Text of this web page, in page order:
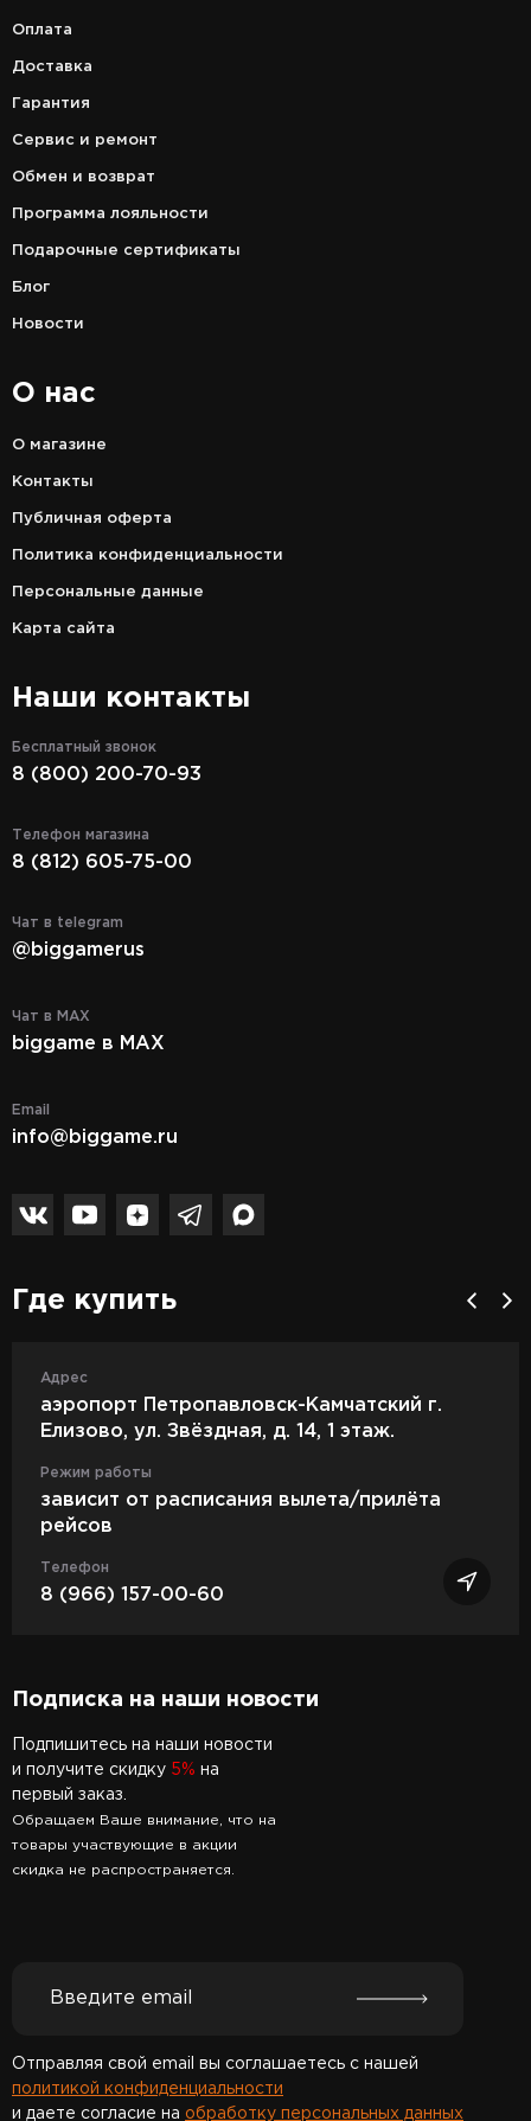
Оплата
Доставка
Гарантия
Сервис и ремонт
Обмен и возврат
Программа лояльности
Подарочные сертификаты
Блог
Новости
О нас
О магазине
Контакты
Публичная оферта
Политика конфиденциальности
Персональные данные
Карта сайта
Наши контакты
Бесплатный звонок
8 (800) 200-70-93
Телефон магазина
8 (812) 605-75-00
Чат в telegram
@biggamerus
Чат в MAX
biggame в MAX
Email
info@biggame.ru
Где купить
Адрес
аэропорт Петропавловск-Камчатский г.
Елизово, ул. Звёздная, д. 14, 1 этаж.
Режим работы
зависит от расписания вылета/прилёта
рейсов
Телефон
8 (966) 157-00-60
Подписка на наши новости
Подпишитесь на наши новости
и получите скидку 5% на
первый заказ.
Обращаем Ваше внимание, что на
товары участвующие в акции
скидка не распространяется.
Отправляя свой email вы соглашаетесь с нашей
политикой конфиденциальности
и даете согласие на обработку персональных данных